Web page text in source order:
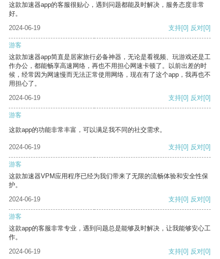
这款加速器app的客服很贴心，遇到问题都能及时解决，服务态度非常
好。
2024-06-19
支持[0] 反对[0]
游客
这款加速器app简直是居家旅行必备神器，无论是看视频、玩游戏还是工
作办公，都能畅享高速网络，再也不用担心网速卡顿了。以前出差的时
候，经常因为网速慢而无法正常使用网络，现在有了这个app，我再也不
用担心了。
2024-06-19
支持[0] 反对[0]
游客
这款app的功能非常丰富，可以满足我不同的社交需求。
2024-06-19 支持[0] 反对[0]
游客
这款加速器VPM应用程序已经为我们带来了无限的流畅体验和安全性保
护。
2024-06-19
支持[0] 反对[0]
游客
这款app的客服非常专业，遇到问题总是能够及时解决，让我能够安心工
作。
2024-06-19
支持[0] 反对[0]